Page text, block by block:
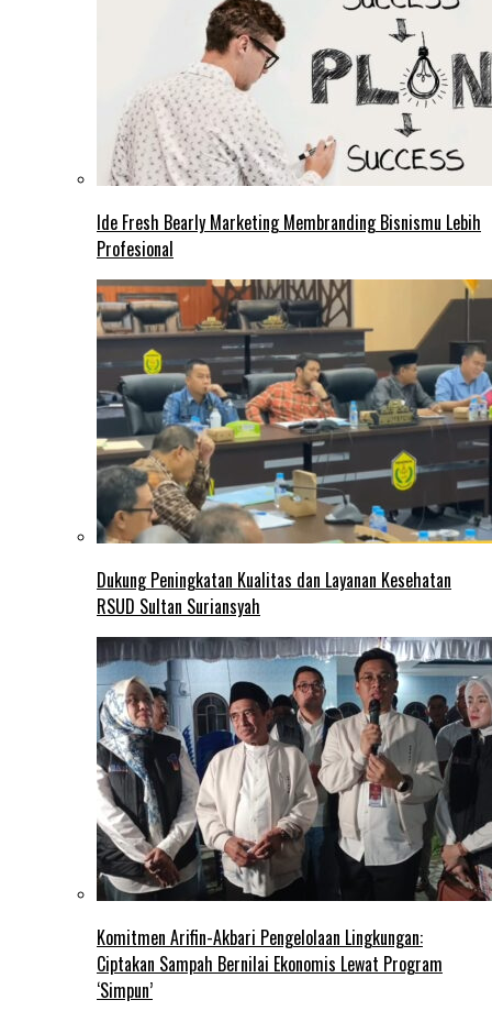
Ide Fresh Bearly Marketing Membranding Bisnismu Lebih
Profesional
Dukung Peningkatan Kualitas dan Layanan Kesehatan
RSUD Sultan Suriansyah
Komitmen Arifin-Akbari Pengelolaan Lingkungan:
Ciptakan Sampah Bernilai Ekonomis Lewat Program
‘Simpun’